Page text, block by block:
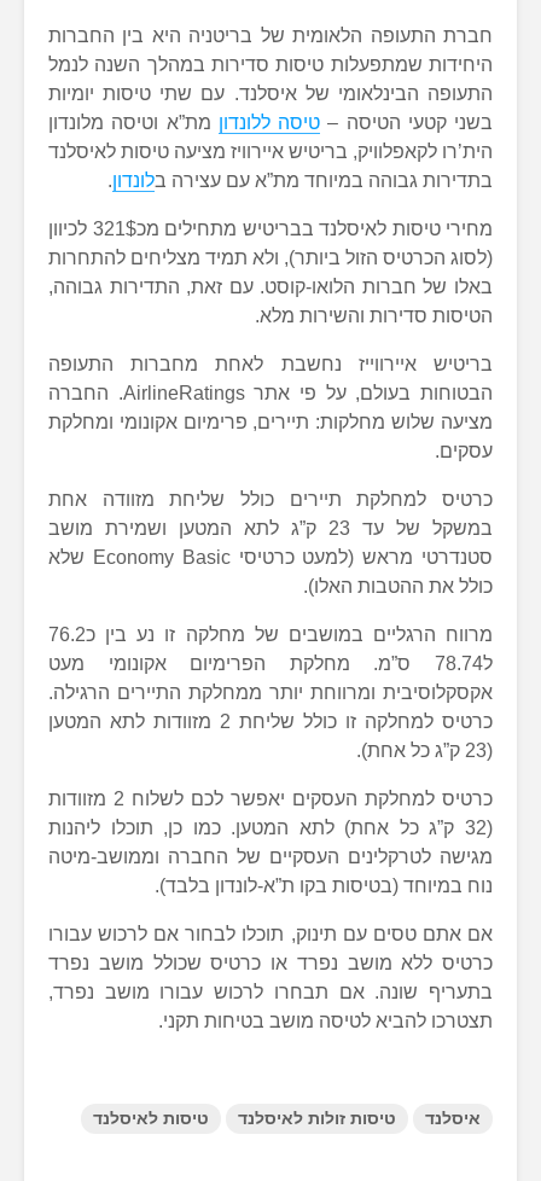
חברת התעופה הלאומית של בריטניה היא בין החברות
היחידות שמתפעלות טיסות סדירות במהלך השנה לנמל
התעופה הבינלאומי של איסלנד. עם שתי טיסות יומיות
בשני קטעי הטיסה – טיסה ללונדון מת”א וטיסה מלונדון
הית’רו לקאפלוויק, בריטיש איירוויז מציעה טיסות לאיסלנד
בתדירות גבוהה במיוחד מת”א עם עצירה בלונדון.
מחירי טיסות לאיסלנד בבריטיש מתחילים מכ321$ לכיוון
(לסוג הכרטיס הזול ביותר), ולא תמיד מצליחים להתחרות
באלו של חברות הלואו-קוסט. עם זאת, התדירות גבוהה,
הטיסות סדירות והשירות מלא.
בריטיש איירווייז נחשבת לאחת מחברות התעופה
הבטוחות בעולם, על פי אתר AirlineRatings. החברה
מציעה שלוש מחלקות: תיירים, פרימיום אקונומי ומחלקת
עסקים.
כרטיס למחלקת תיירים כולל שליחת מזוודה אחת
במשקל של עד 23 ק”ג לתא המטען ושמירת מושב
סטנדרטי מראש (למעט כרטיסי Economy Basic שלא
כולל את ההטבות האלו).
מרווח הרגליים במושבים של מחלקה זו נע בין כ76.2
ל78.74 ס”מ. מחלקת הפרימיום אקונומי מעט
אקסקלוסיבית ומרווחת יותר ממחלקת התיירים הרגילה.
כרטיס למחלקה זו כולל שליחת 2 מזוודות לתא המטען
(23 ק”ג כל אחת).
כרטיס למחלקת העסקים יאפשר לכם לשלוח 2 מזוודות
(32 ק”ג כל אחת) לתא המטען. כמו כן, תוכלו ליהנות
מגישה לטרקלינים העסקיים של החברה וממושב-מיטה
נוח במיוחד (בטיסות בקו ת”א-לונדון בלבד).
אם אתם טסים עם תינוק, תוכלו לבחור אם לרכוש עבורו
כרטיס ללא מושב נפרד או כרטיס שכולל מושב נפרד
בתעריף שונה. אם תבחרו לרכוש עבורו מושב נפרד,
תצטרכו להביא לטיסה מושב בטיחות תקני.
איסלנד טיסות זולות לאיסלנד טיסות לאיסלנד